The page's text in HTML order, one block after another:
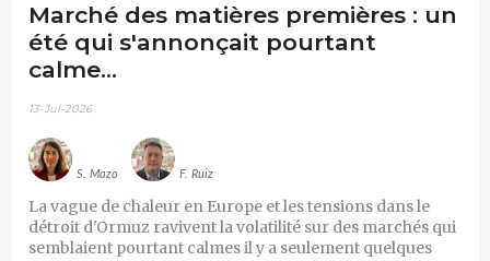
Marché des matières premières : un
été qui s'annonçait pourtant
calme...
13-Jul-2026
S. Mazo F. Ruiz
La vague de chaleur en Europe et les tensions dans le
détroit d'Ormuz ravivent la volatilité sur des marchés qui
semblaient pourtant calmes il y a seulement quelques